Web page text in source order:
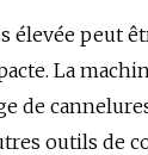
élevée peut
La
de
outils de